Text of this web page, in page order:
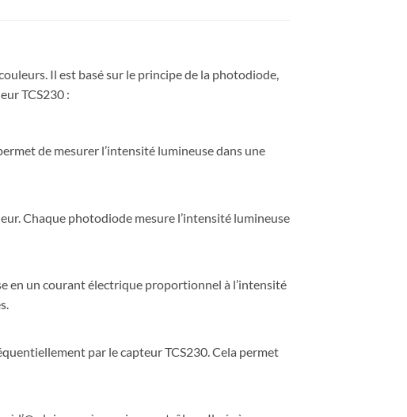
Il est basé sur le principe de la photodiode,
TCS230 :
de mesurer l’intensité lumineuse dans une
Chaque photodiode mesure l’intensité lumineuse
en un courant électrique proportionnel à l’intensité
par le capteur TCS230. Cela permet